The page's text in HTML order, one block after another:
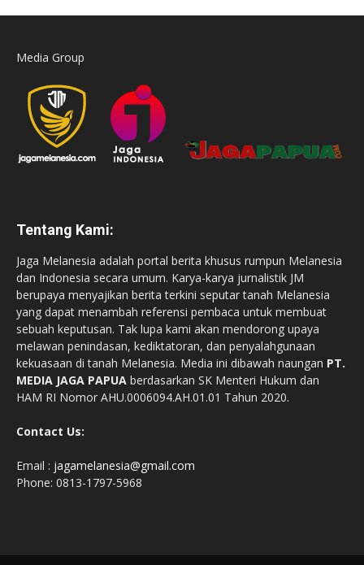
Media Group
Tentang Kami:
Jaga Melanesia adalah portal berita khusus rumpun Melanesia
dan Indonesia secara umum. Karya-karya jurnalistik JM
berupaya menyajikan berita terkini seputar tanah Melanesia
yang dapat menambah referensi pembaca untuk membuat
sebuah keputusan. Tak lupa kami akan mendorong upaya
melawan penindasan, kediktatoran, dan penyalahgunaan
kekuasaan di tanah Melanesia. Media ini dibawah naungan PT.
MEDIA JAGA PAPUA berdasarkan SK Menteri Hukum dan
HAM RI Nomor AHU.0006094.AH.01.01 Tahun 2020.
Contact Us:
Email : jagamelanesia@gmail.com
Phone: 0813-1797-5968